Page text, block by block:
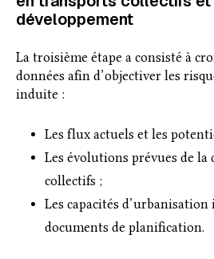
développement
La troisième étape a consisté à
données afin d’objectiver les
induite :
Les flux actuels et les
Les évolutions prévues de la
collectifs ;
Les capacités d’urbanisation
documents de planification.